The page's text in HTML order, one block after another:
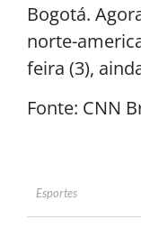
Bogotá.
norte-
feira (3),
Fonte: CNN
Esportes